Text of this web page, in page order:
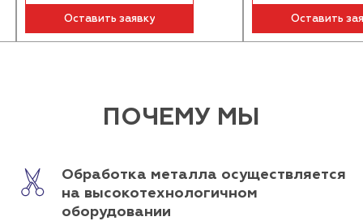
Оставить заявку Оставить
ПОЧЕМУ МЫ
Обработка металла осуществляется
на высокотехнологичном
оборудовании